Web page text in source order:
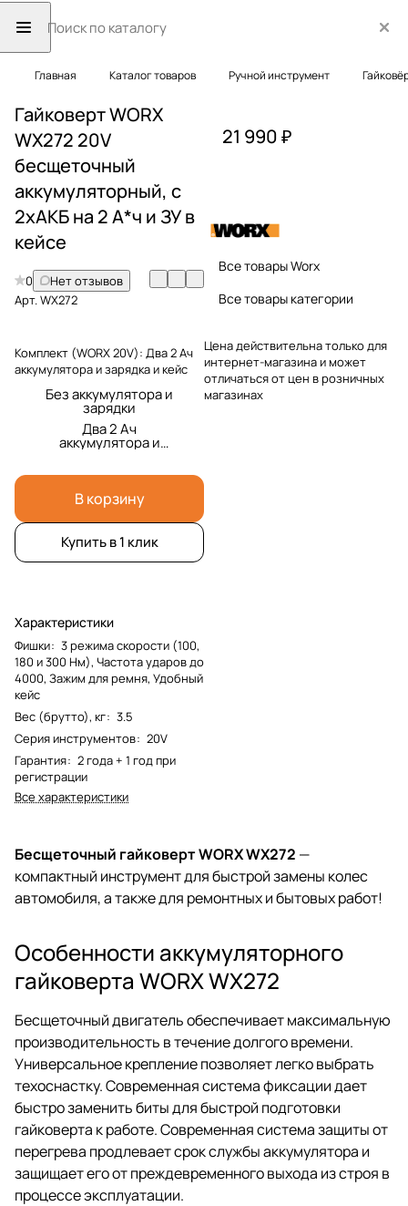
Главная Каталог товаров Ручной инструмент
Гайковерт WORX
WX272 20V
бесщеточный
аккумуляторный, с
2хАКБ на 2 А*ч и ЗУ в
кейсе
0
Нет отзывов
Арт.WX272
Комплект (WORX 20V): Два 2 Ач
аккумулятора и зарядка и кейс
Без аккумулятора и
зарядки
Два 2 Ач
аккумулятора и
зарядка и кейс
В корзину
Купить в 1 клик
Характеристики
Фишки: 3 режима скорости (100,
180 и 300 Нм), Частота ударов до
4000, Зажим для ремня, Удобный
кейс
Вес (брутто), кг: 3.5
Серия инструментов: 20V
Гарантия: 2 года + 1 год при
регистрации
Все характеристики
21 990 ₽
Все товары Worx
Все товары категории
Цена действительна только для
интернет-магазина и может
отличаться от цен в розничных
магазинах
Бесщеточный гайковерт WORX WX272 —
компактный инструмент для быстрой замены колес
автомобиля, а также для ремонтных и бытовых работ!
Особенности аккумуляторного
гайковерта WORX WX272
Бесщеточный двигатель обеспечивает максимальную
производительность в течение долгого времени.
Универсальное крепление позволяет легко выбрать
техоснастку. Современная система фиксации дает
быстро заменить биты для быстрой подготовки
гайковерта к работе. Современная система защиты от
перегрева продлевает срок службы аккумулятора и
защищает его от преждевременного выхода из строя в
процессе эксплуатации.